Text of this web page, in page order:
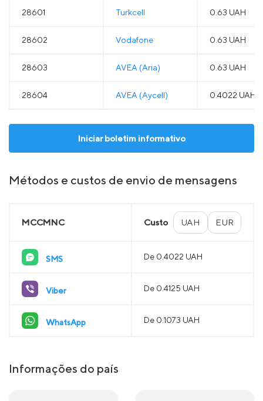
28601 Turkcell 0.63 UAH
28602 Vodafone 0.63 UAH
28603 AVEA (Aria) 0.63 UAH
28604 AVEA (Aycell) 0.4022 UAH
Iniciar boletim informativo
Métodos e custos de envio de mensagens
MCCMNC Custo UAH EUR
SMS De 0.4022 UAH
Viber De 0.4125 UAH
WhatsApp De 0.1073 UAH
Informações do país